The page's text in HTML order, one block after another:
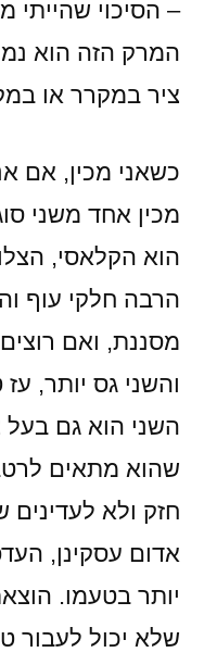
– הסיכוי שהייתי
המרק הזה הוא
ציר במקרר או
כשאני מכין, אם
מכין אחד משני
הוא הקלאסי,
הרבה חלקי עוף
מסננת, ואם
והשני גס יותר,
השני הוא גם בעל
שהוא מתאים
חזק ולא
אדום עסקינן,
יותר בטעמו.
שלא יכול לעבור